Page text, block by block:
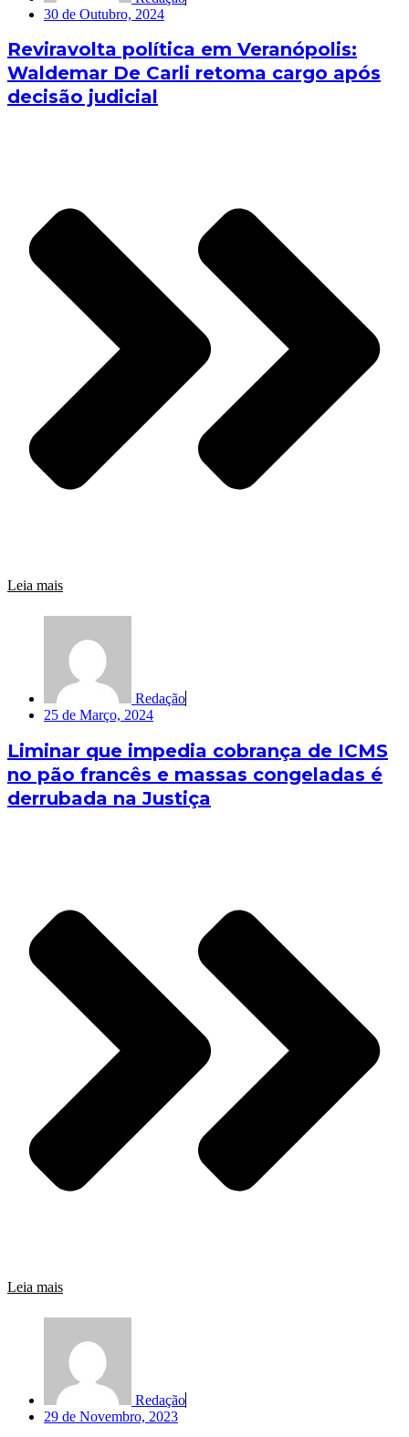
30 de Outubro, 2024
Reviravolta política em Veranópolis:
Waldemar De Carli retoma cargo após
decisão judicial
Leia mais
Redação
25 de Março, 2024
Liminar que impedia cobrança de ICMS
no pão francês e massas congeladas é
derrubada na Justiça
Leia mais
Redação
29 de Novembro, 2023